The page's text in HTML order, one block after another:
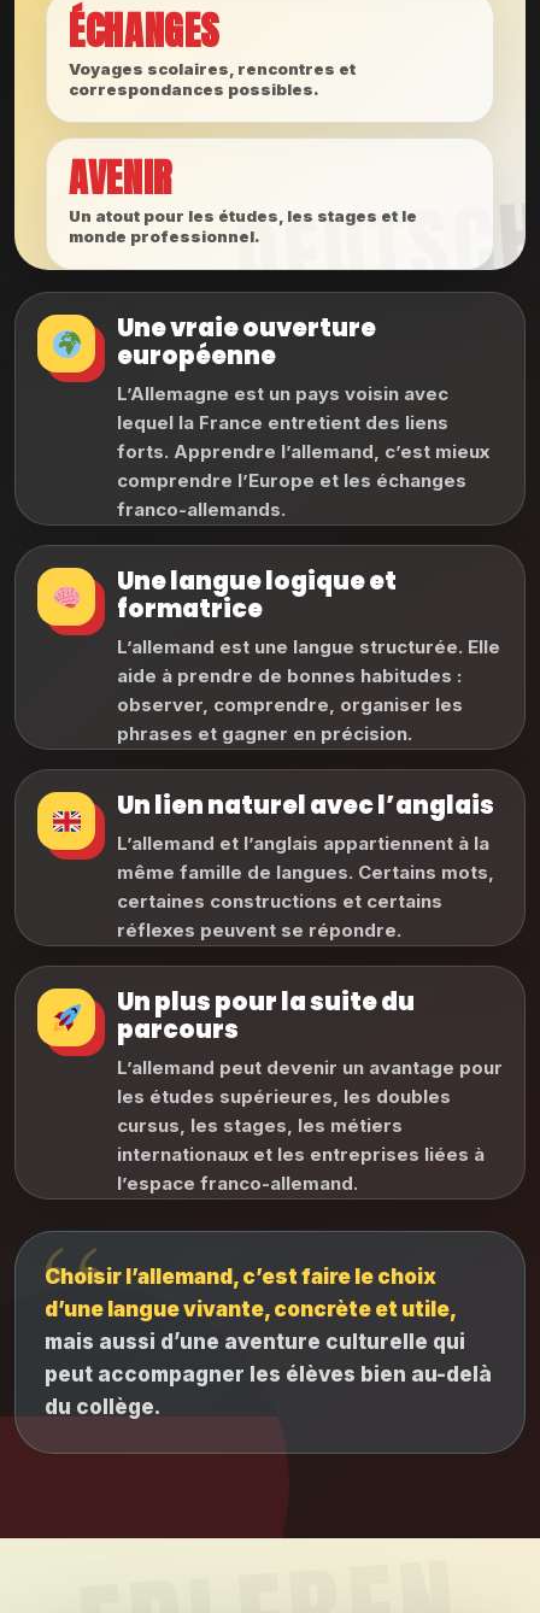
ÉCHANGES
Voyages scolaires, rencontres et
correspondances possibles.
AVENIR
Un atout pour les études, les stages et le
monde professionnel.
Une vraie ouverture
européenne
L’Allemagne est un pays voisin avec
lequel la France entretient des liens
forts. Apprendre l’allemand, c’est mieux
comprendre l’Europe et les échanges
franco-allemands.
Une langue logique et
formatrice
L’allemand est une langue structurée. Elle
aide à prendre de bonnes habitudes :
observer, comprendre, organiser les
phrases et gagner en précision.
Un lien naturel avec l’anglais
L’allemand et l’anglais appartiennent à la
même famille de langues. Certains mots,
certaines constructions et certains
réflexes peuvent se répondre.
Un plus pour la suite du
parcours
L’allemand peut devenir un avantage pour
les études supérieures, les doubles
cursus, les stages, les métiers
internationaux et les entreprises liées à
l’espace franco-allemand.
Choisir l’allemand, c’est faire le choix
d’une langue vivante, concrète et utile,
mais aussi d’une aventure culturelle qui
peut accompagner les élèves bien au-delà
du collège.